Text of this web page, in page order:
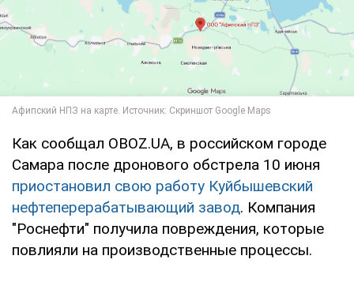
Как сообщал OBOZ.UA, в российском городе
Самара после дронового обстрела 10 июня
приостановил свою работу Куйбышевский
нефтеперерабатывающий завод. Компания
"Роснефти" получила повреждения, которые
повлияли на производственные процессы.